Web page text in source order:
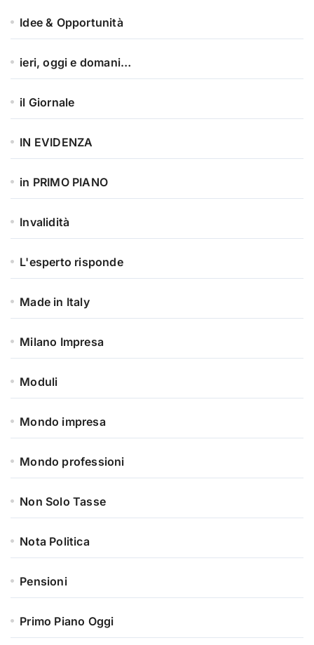
Idee & Opportunità
ieri, oggi e domani…
il Giornale
IN EVIDENZA
in PRIMO PIANO
Invalidità
L'esperto risponde
Made in Italy
Milano Impresa
Moduli
Mondo impresa
Mondo professioni
Non Solo Tasse
Nota Politica
Pensioni
Primo Piano Oggi